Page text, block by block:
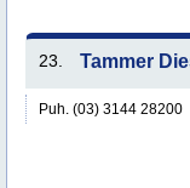
23. Tammer
Puh. (03) 3144 28200